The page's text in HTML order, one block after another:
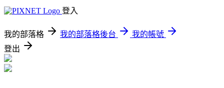
登入
我的部落格 我的部落格後台
我的帳號
登出